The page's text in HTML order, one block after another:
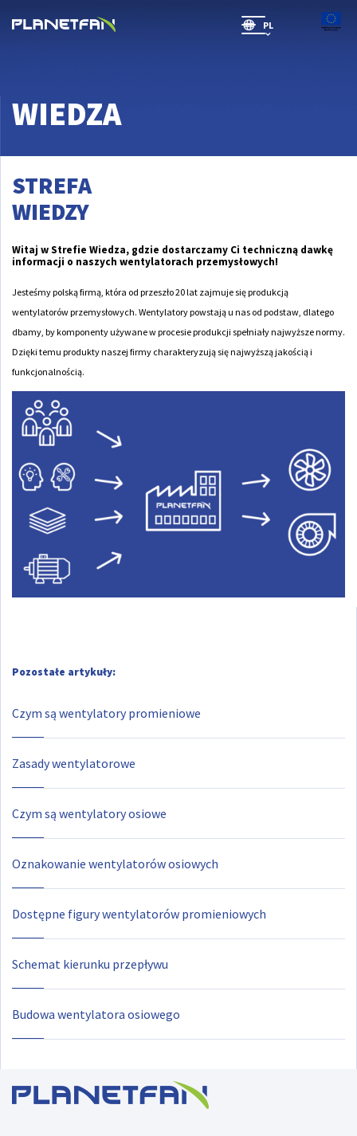
PL
WIEDZA
STREFA
WIEDZY
Witaj w Strefie Wiedza, gdzie dostarczamy Ci techniczną dawkę
informacji o naszych wentylatorach przemysłowych!
Jesteśmy polską firmą, która od przeszło 20 lat zajmuje się produkcją
wentylatorów przemysłowych. Wentylatory powstają u nas od podstaw, dlatego
dbamy, by komponenty używane w procesie produkcji spełniały najwyższe normy.
Dzięki temu produkty naszej firmy charakteryzują się najwyższą jakością i
funkcjonalnością.
Pozostałe artykuły:
Czym są wentylatory promieniowe
Zasady wentylatorowe
Czym są wentylatory osiowe
Oznakowanie wentylatorów osiowych
Dostępne figury wentylatorów promieniowych
Schemat kierunku przepływu
Budowa wentylatora osiowego